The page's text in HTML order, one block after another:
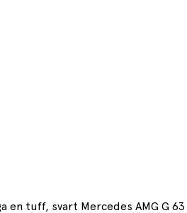
tuff, svart Mercedes AMG G 63